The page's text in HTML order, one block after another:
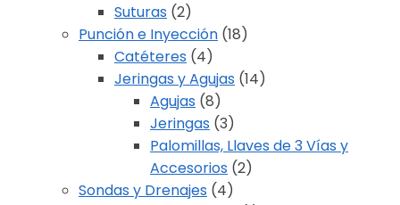
Suturas (2)
Punción e Inyección (18)
Catéteres (4)
Jeringas y Agujas (14)
Agujas (8)
Jeringas (3)
Palomillas, Llaves de 3 Vías y
Accesorios (2)
Sondas y Drenajes (4)